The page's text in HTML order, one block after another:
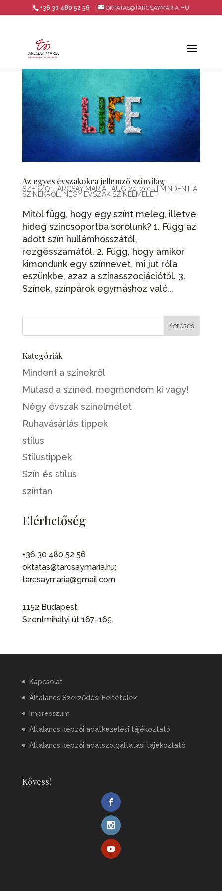
+36 30 480 52 56 OKTATAS@TARCSAYMARIA.HU
Az egyes évszakokra jellemző színvilág
SZERZŐ:TARCSAY MÁRIA| AUG 24, 2015| MINDENT A
SZÍNEKRŐL, NÉGY ÉVSZAK SZÍNELMÉLET
Mitől függ, hogy egy színt meleg, illetve
hideg színcsoportba sorolunk? 1. Függ az
adott szín hullámhosszától,
rezgésszámától. 2. Függ, hogy amikor
kimondunk egy színnevet, mi jut róla
eszünkbe, azaz a színasszociációtól. 3.
Színek, színpárok egymáshoz való...
Kategóriák
Mindent a színekről
Mutasd a színed, megmondom ki vagy!
Négy évszak színelmélet
Ruhavásárlás tippek
stílus
Stílustippek
Szín és stílus
színtan
Elérhetőség
+36 30 480 52 56
oktatas@tarcsaymaria.hu;
tarcsaymaria@gmail.com
1152 Budapest,
Szentmihályi út 167-169.
Kapcsolat
Általános Szerződési Feltételek
Impresszum
Általános képzői adatkezelési tájékoztató
Általános képzői adatszolgáltatási tájékoztató
Kövess!